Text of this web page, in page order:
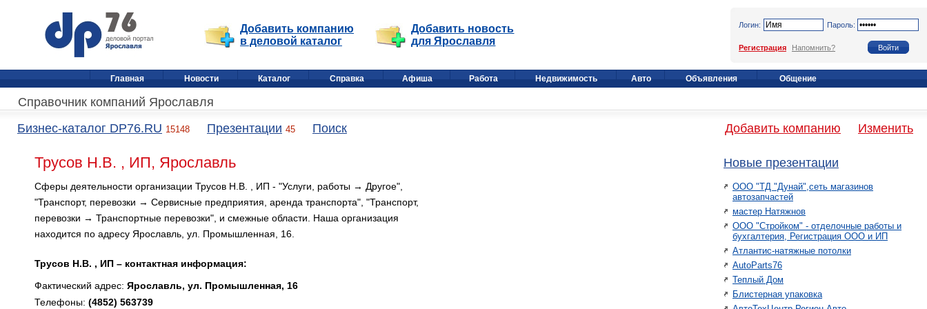
Добавить компанию
в деловой каталог
Добавить новость
для Ярославля
Логин: Пароль:
Регистрация Напомнить?
Главная Новости Каталог Справка Афиша Работа Недвижимость Авто Объявления Общение
Справочник компаний Ярославля
Бизнес-каталог DP76.RU 15148 Презентации 45 Поиск Добавить компанию Изменить
Трусов Н.В. , ИП, Ярославль
Сферы деятельности организации Трусов Н.В. , ИП - "Услуги, работы → Другое",
"Транспорт, перевозки → Сервисные предприятия, аренда транспорта", "Транспорт,
перевозки → Транспортные перевозки", и смежные области. Наша организация
находится по адресу Ярославль, ул. Промышленная, 16.
Трусов Н.В. , ИП – контактная информация:
Фактический адрес: Ярославль, ул. Промышленная, 16
Телефоны: (4852) 563739
Новые презентации
ООО "ТД "Дунай",сеть магазинов
автозапчастей
мастер Натяжнов
ООО "Стройком" - отделочные работы и
бухгалтерия, Регистрация ООО и ИП
Атлантис-натяжные потолки
AutoParts76
Теплый Дом
Блистерная упаковка